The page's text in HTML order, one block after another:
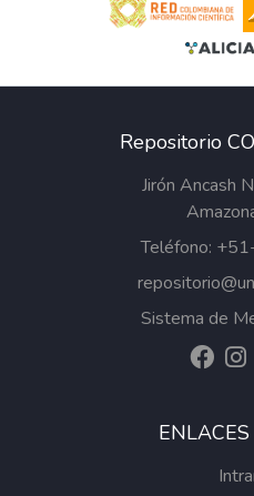
Repositorio
Jirón Ancash
Teléfono:
Sistema de